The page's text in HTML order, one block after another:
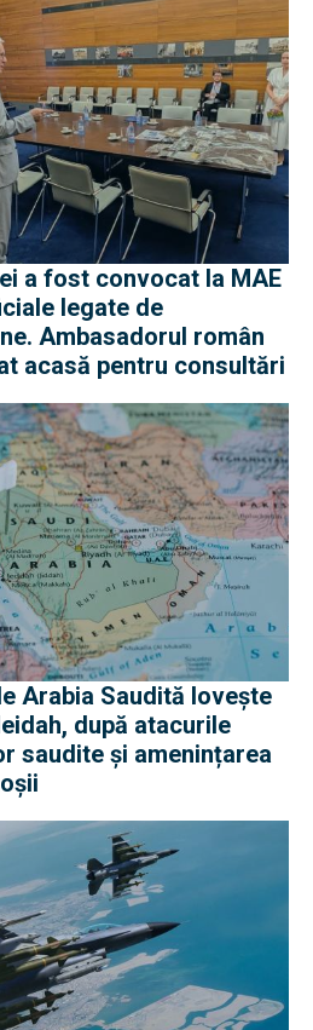
a fost convocat la MAE
legate de
Ambasadorul român
acasă pentru consultări
Arabia Saudită lovește
după atacurile
saudite și amenințarea